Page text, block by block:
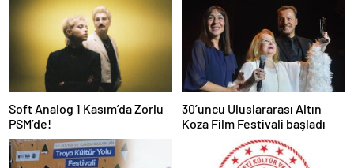
Soft Analog 1 Kasım’da Zorlu
PSM’de!
30’uncu Uluslararası Altın
Koza Film Festivali başladı